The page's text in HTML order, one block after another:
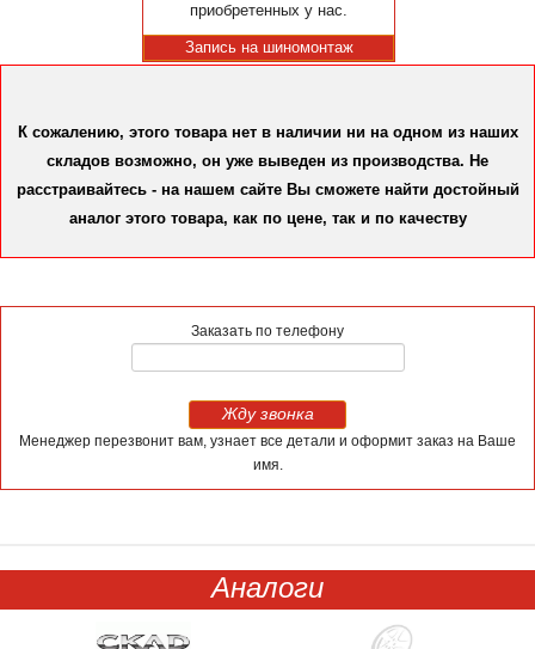
приобретенных у нас.
Запись на шиномонтаж
К сожалению, этого товара нет в наличии ни на одном из наших
складов возможно, он уже выведен из производства. Не
расстраивайтесь - на нашем сайте Вы сможете найти достойный
аналог этого товара, как по цене, так и по качеству
Заказать по телефону
Жду звонка
Менеджер перезвонит вам, узнает все детали и оформит заказ на Ваше
имя.
Аналоги